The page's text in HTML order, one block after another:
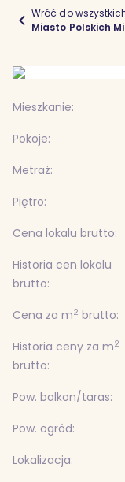
Wróć do
Miasto Polskich
Mieszkanie:
Pokoje:
Metraż:
Piętro:
Cena lokalu brutto:
Historia cen lokalu
brutto:
Cena za m2 brutto:
Historia ceny za m2
brutto:
Pow. balkon/taras:
Pow. ogród:
Lokalizacja: